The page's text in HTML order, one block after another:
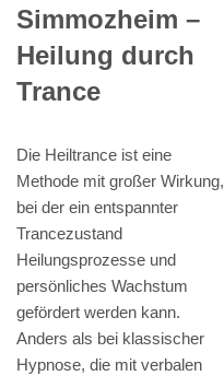
Simmozheim –
Heilung durch
Trance
Die Heiltrance ist eine
Methode mit großer Wirkung,
bei der ein entspannter
Trancezustand
Heilungsprozesse und
persönliches Wachstum
gefördert werden kann.
Anders als bei klassischer
Hypnose, die mit verbalen